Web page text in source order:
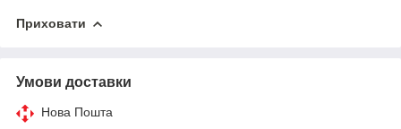
Приховати
Умови доставки
Нова Пошта